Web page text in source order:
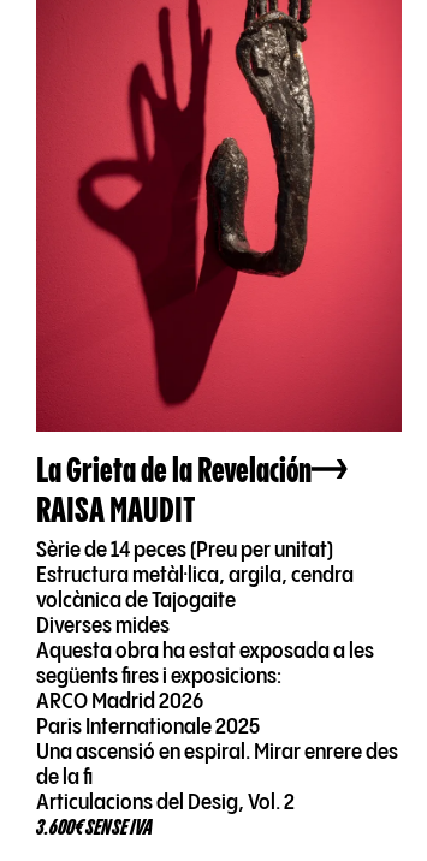
La Grieta de la Revelación
RAISA MAUDIT
Sèrie de 14 peces (Preu per unitat)
Estructura metàl·lica, argila, cendra
volcànica de Tajogaite
Diverses mides
Aquesta obra ha estat exposada a les
següents fires i exposicions:
ARCO Madrid 2026
Paris Internationale 2025
Una ascensió en espiral. Mirar enrere des
de la fi
Articulacions del Desig, Vol. 2
3.600€ SENSE IVA